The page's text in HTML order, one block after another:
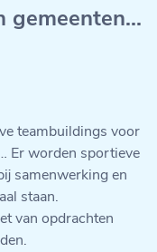
gemeenten...
teambuildings voor
Er worden sportieve
samenwerking en
staan.
van opdrachten